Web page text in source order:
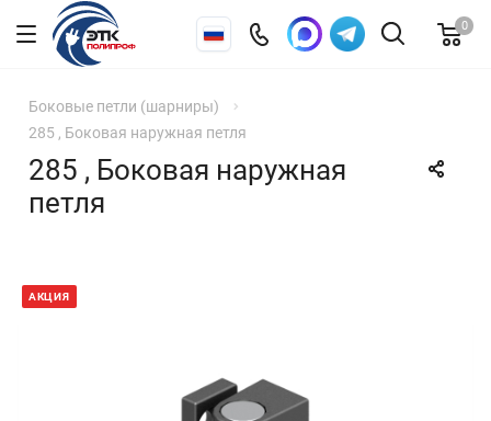
0
Боковые петли (шарниры)
285 , Боковая наружная петля
285 , Боковая наружная
петля
АКЦИЯ